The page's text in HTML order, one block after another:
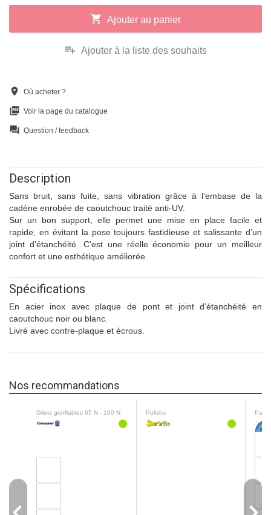
shopping_cart Ajouter au panier
playlist_add Ajouter à la liste des souhaits
location_on Où acheter ?
picture_as_pdf Voir la page du catalogue
question_answer Question / feedback
Description
Sans bruit, sans fuite, sans vibration grâce à l’embase de la
cadène enrobée de caoutchouc traité anti-UV.
Sur un bon support, elle permet une mise en place facile et
rapide, en évitant la pose toujours fastidieuse et salissante d’un
joint d’étanchéité. C’est une réelle économie pour un meilleur
confort et une esthétique améliorée.
Spécifications
En acier inox avec plaque de pont et joint d’étanchéité en
caoutchouc noir ou blanc.
Livré avec contre-plaque et écrous.
Nos recommandations
Gilets gonflables 65 N - 190 N Polishs